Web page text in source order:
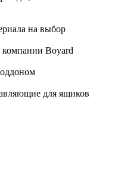
на выбор
компании Boyard
для ящиков